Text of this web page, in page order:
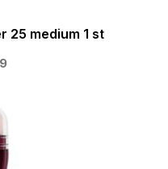
25 medium 1 st